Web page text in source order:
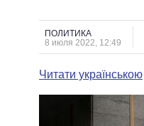
ГЛАВЫ
МЭРЫ
ВСЕ ПЕРСОНЫ
ПОЛИТИКА
8 июля 2022, 12:49
Читати українською